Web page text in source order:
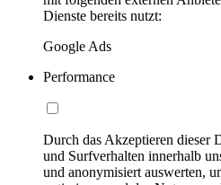
Dienste bereits nutzt:
Google Ads
Performance
Durch das Akzeptieren dieser
und Surfverhalten innerhalb
und anonymisiert auswerten,